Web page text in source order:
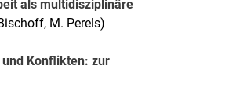
als multidisziplinäre
M. Perels)
Konflikten: zur